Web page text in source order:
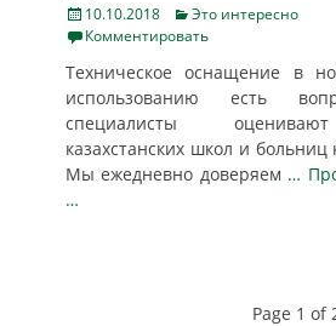
Posted
on
10.10.2018 Categories
Это интересно
Комментировать
Техническое оснащение в
использованию есть
специалисты
казахстанских школ и больниц
Мы ежедневно доверяем …
…
Page 1 of